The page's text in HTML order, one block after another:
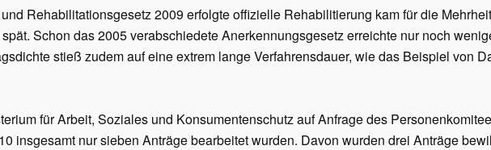
Rehabilitationsgesetz 2009 erfolgte offizielle Rehabilitierung kam für die
Schon das 2005 verabschiedete Anerkennungsgesetz erreichte nur noch
stieß zudem auf eine extrem lange Verfahrensdauer, wie das Beispiel von
für Arbeit, Soziales und Konsumentenschutz auf Anfrage des
insgesamt nur sieben Anträge bearbeitet wurden. Davon wurden drei Anträge